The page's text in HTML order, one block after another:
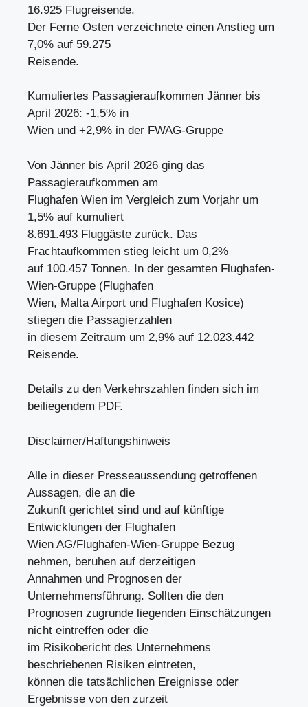
16.925 Flugreisende.
Der Ferne Osten verzeichnete einen Anstieg um
7,0% auf 59.275
Reisende.
Kumuliertes Passagieraufkommen Jänner bis
April 2026: -1,5% in
Wien und +2,9% in der FWAG-Gruppe
Von Jänner bis April 2026 ging das
Passagieraufkommen am
Flughafen Wien im Vergleich zum Vorjahr um
1,5% auf kumuliert
8.691.493 Fluggäste zurück. Das
Frachtaufkommen stieg leicht um 0,2%
auf 100.457 Tonnen. In der gesamten Flughafen-
Wien-Gruppe (Flughafen
Wien, Malta Airport und Flughafen Kosice)
stiegen die Passagierzahlen
in diesem Zeitraum um 2,9% auf 12.023.442
Reisende.
Details zu den Verkehrszahlen finden sich im
beiliegendem PDF.
Disclaimer/Haftungshinweis
Alle in dieser Presseaussendung getroffenen
Aussagen, die an die
Zukunft gerichtet sind und auf künftige
Entwicklungen der Flughafen
Wien AG/Flughafen-Wien-Gruppe Bezug
nehmen, beruhen auf derzeitigen
Annahmen und Prognosen der
Unternehmensführung. Sollten die den
Prognosen zugrunde liegenden Einschätzungen
nicht eintreffen oder die
im Risikobericht des Unternehmens
beschriebenen Risiken eintreten,
können die tatsächlichen Ereignisse oder
Ergebnisse von den zurzeit